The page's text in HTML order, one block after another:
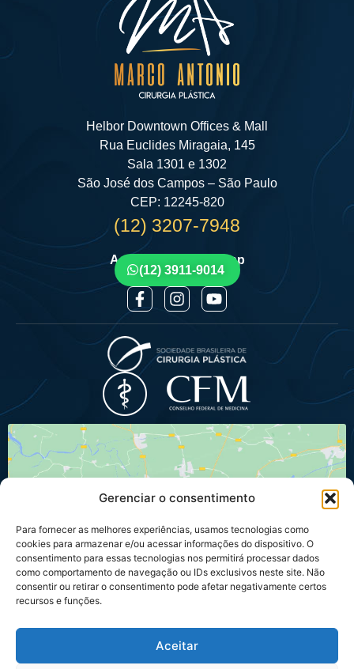
Gerenciar o consentimento
Para fornecer as melhores experiências, usamos tecnologias como
cookies para armazenar e/ou acessar informações do dispositivo. O
consentimento para essas tecnologias nos permitirá processar dados
como comportamento de navegação ou IDs exclusivos neste site. Não
consentir ou retirar o consentimento pode afetar negativamente certos
recursos e funções.
Aceitar
Helbor Downtown Offices & Mall
Rua Euclides Miragaia, 145
Sala 1301 e 1302
São José dos Campos – São Paulo
CEP: 12245-820
(12) 3207-7948
Agende por Whatsapp
(12) 3911-9014
Clique para aceitar os cookies marketing
e ativar este conteúdo